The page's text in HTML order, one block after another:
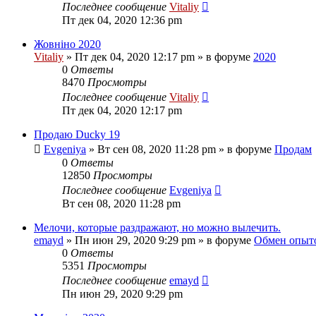
Последнее сообщение Vitaliy
Пт дек 04, 2020 12:36 pm
Жовніно 2020
Vitaliy » Пт дек 04, 2020 12:17 pm » в форуме 2020
0 Ответы
8470 Просмотры
Последнее сообщение Vitaliy
Пт дек 04, 2020 12:17 pm
Продаю Ducky 19
Evgeniya » Вт сен 08, 2020 11:28 pm » в форуме Продам
0 Ответы
12850 Просмотры
Последнее сообщение Evgeniya
Вт сен 08, 2020 11:28 pm
Мелочи, которые раздражают, но можно вылечить.
emayd » Пн июн 29, 2020 9:29 pm » в форуме Обмен
0 Ответы
5351 Просмотры
Последнее сообщение emayd
Пн июн 29, 2020 9:29 pm